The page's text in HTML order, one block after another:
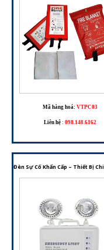
Mã hàng hoá: VTPC03
Liên hệ : 098.148.6162
Đèn Sự Cố Khẩn Cấp – Thiết Bị